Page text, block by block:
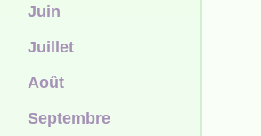
Juin
Juillet
Août
Septembre